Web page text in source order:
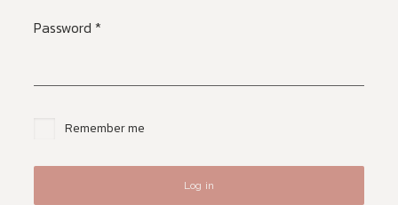
Password *
Remember me
Log in